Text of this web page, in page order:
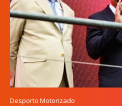
Desporto Motorizado